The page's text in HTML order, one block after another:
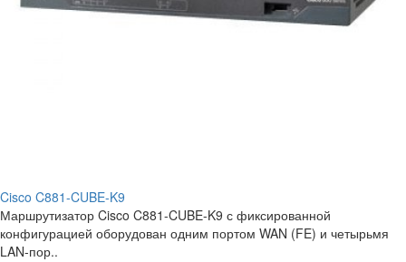
Cisco C881-CUBE-K9
Маршрутизатор Cisco C881-CUBE-K9 с фиксированной
конфигурацией оборудован одним портом WAN (FE) и четырьмя
LAN-пор..